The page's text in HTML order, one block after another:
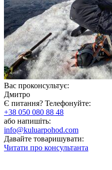
Вас проконсультує:
Дмитро
Є питання? Телефонуйте:
+38 050 080 88 48
або напишіть:
info@kuluarpohod.com
Давайте товаришувати:
Читати про консультанта